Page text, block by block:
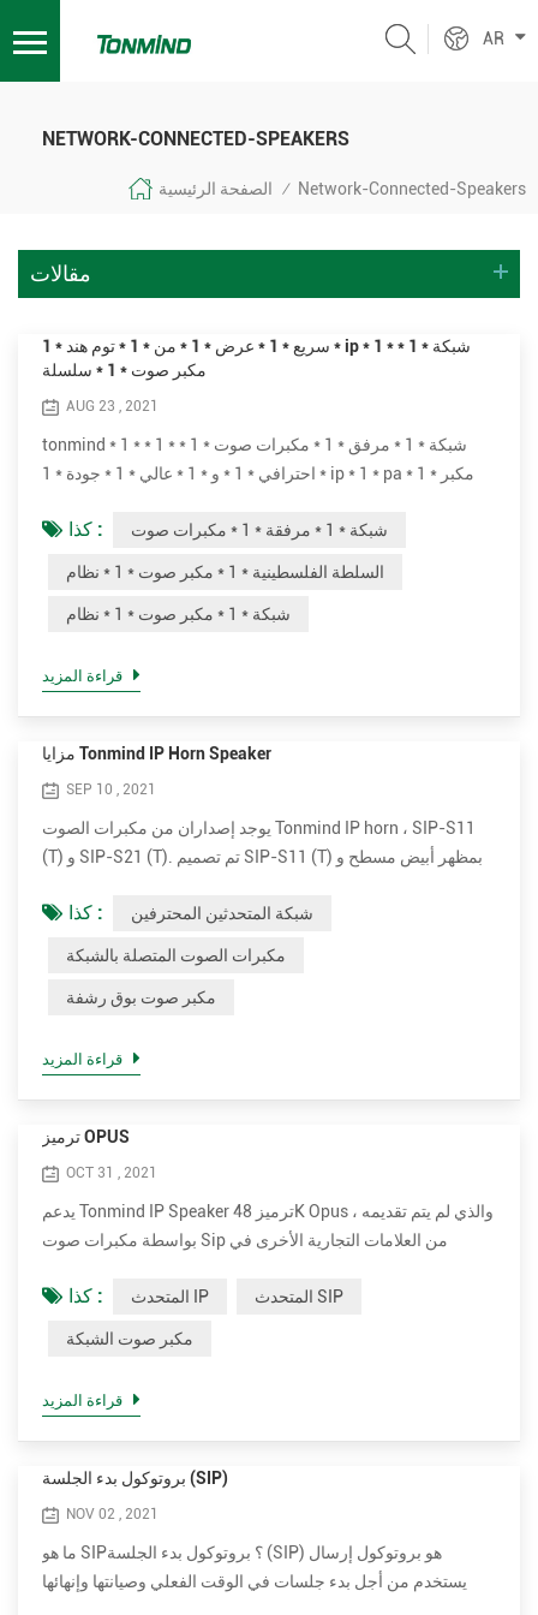
AR
NETWORK-CONNECTED-SPEAKERS
الصفحة الرئيسية / Network-Connected-Speakers
مقالات
سريع * 1 * عرض * 1 * من * 1 * توم هند * 1 * ip * 1 * شبكة * 1 *
مكبر صوت * 1 * سلسلة
AUG 23 , 2021
tonmind * 1 * شبكة * 1 * مرفق * 1 * مكبرات صوت * 1 * * 1 *
احترافي * 1 * و * 1 * عالي * 1 * جودة * 1 * ip * 1 * pa * 1 * مكبر
أو * 1 * مجدول * 1 * صوت * 1 * رسائل * 1 * إلى تشغيل * 1 * خلفية
* 1 * موسيقى ، * 1 * إعلانات سنوية ، * 1 * أمان * 1 * أو * 1 * حريق
يك...
كذا : شبكة * 1 * مرفقة * 1 * مكبرات صوت
السلطة الفلسطينية * 1 * مكبر صوت * 1 * نظام
شبكة * 1 * مكبر صوت * 1 * نظام
قراءة المزيد
مزايا Tonmind IP Horn Speaker
SEP 10 , 2021
يوجد إصداران من مكبرات الصوت Tonmind IP horn ، SIP-S11
(T) و SIP-S21 (T). تم تصميم SIP-S11 (T) بمظهر أبيض مسطح و
مكبر صوت اختياري بقدرة 15 وات و 30 وات. التوصيل والبث. سهل
التركيب مكبرات الصوت الخارجية ذات القرن IP بسيطة جدًا للتثبيت.
كذا : شبكة المتحدثين المحترفين
مكبرات الصوت المتصلة بالشبكة
مكبر صوت بوق رشفة
قراءة المزيد
ترميز OPUS
OCT 31 , 2021
يدعم Tonmind IP Speaker ترميز 48K Opus ، والذي لم يتم تقديمه
بواسطة مكبرات صوت Sip من العلامات التجارية الأخرى في
الترددي إلى أقصى حد مع ضمان جودة صوت عالية للغاية. Opus هو
تنسيق ترميز صوتي طورته مؤسسة Xiph.Org Foundation ، وهو
مصمم لترميز الكلام والصوت العام بكفاءة في تنسيق واحد ، مع
كذا : المتحدث IP المتحدث SIP
مكبر صوت الشبكة
قراءة المزيد
بروتوكول بدء الجلسة (SIP)
NOV 02 , 2021
ما هو SIP؟ بروتوكول بدء الجلسة (SIP) هو بروتوكول إرسال
يستخدم من أجل بدء جلسات في الوقت الفعلي وصيانتها وإنهائها